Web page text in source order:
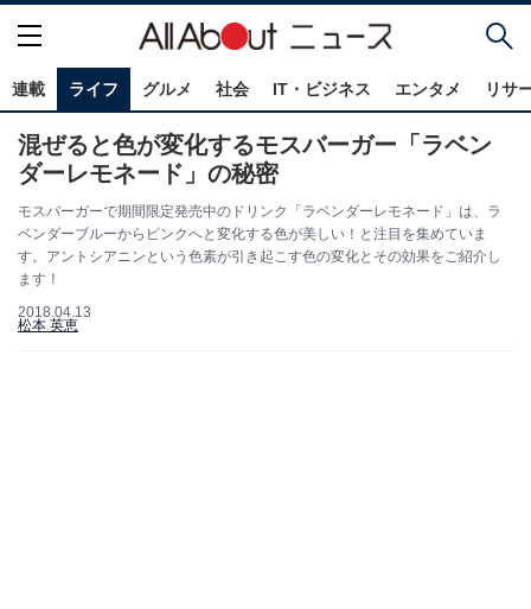
連載 ライフ グルメ 社会 IT・ビジネス エンタメ リサ
混ぜると色が変化するモスバーガー「ラベン
ダーレモネード」の秘密
モスバーガーで期間限定発売中のドリンク「ラベンダーレモネード」は、ラ
ベンダーブルーからピンクへと変化する色が美しい！と注目を集めていま
す。アントシアニンという色素が引き起こす色の変化とその効果をご紹介し
ます！
2018.04.13
松本 英恵